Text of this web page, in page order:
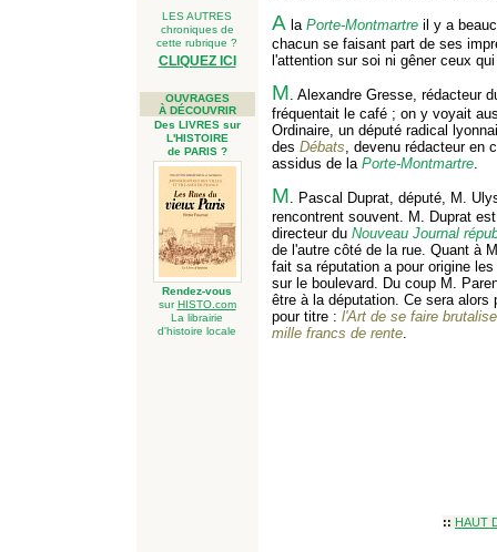
LES AUTRES
chroniques de
cette rubrique ?
CLIQUEZ ICI
OUVRAGES
À DÉCOUVRIR
Des LIVRES sur
L'HISTOIRE
de PARIS ?
Rendez-vous
surHISTO.com
La librairie
d'histoire locale
A la Porte-Montmartreil y a
chacun se faisant part de ses
l'attention sur soi ni gêner ceux
M. Alexandre Gresse, rédacteur
fréquentait le café ; on y voyait
Ordinaire, un député radical
des Débats, devenu rédacteur en
assidus de la Porte-Montmartre.
M. Pascal Duprat, député, M.
rencontrent souvent. M. Duprat
directeur du Nouveau Journal
de l'autre côté de la rue. Quant à
fait sa réputation a pour origine
sur le boulevard. Du coup M.
être à la députation. Ce sera alors
pour titre : l'Art de se faire
mille francs de rente.
:: HAUT